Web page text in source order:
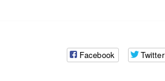
Facebook Twitter